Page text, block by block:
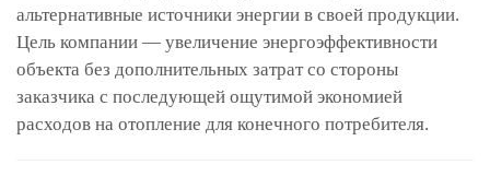
альтернативные источники энергии в своей продукции.
Цель компании — увеличение энергоэффективности
объекта без дополнительных затрат со стороны
заказчика с последующей ощутимой экономией
расходов на отопление для конечного потребителя.